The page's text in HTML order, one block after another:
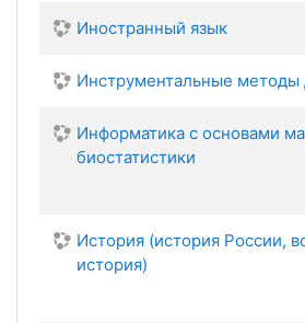
Иностранный язык
Инструментальные методы
Информатика с основами
биостатистики
История (история России,
история)